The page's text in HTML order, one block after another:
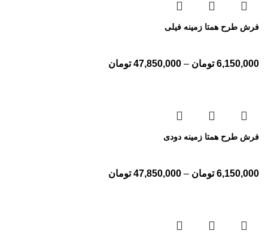
فرش طرح همتا زمینه فیلی
6,150,000 تومان –
47,850,000 تومان
فرش طرح همتا زمینه دودی
6,150,000 تومان –
47,850,000 تومان